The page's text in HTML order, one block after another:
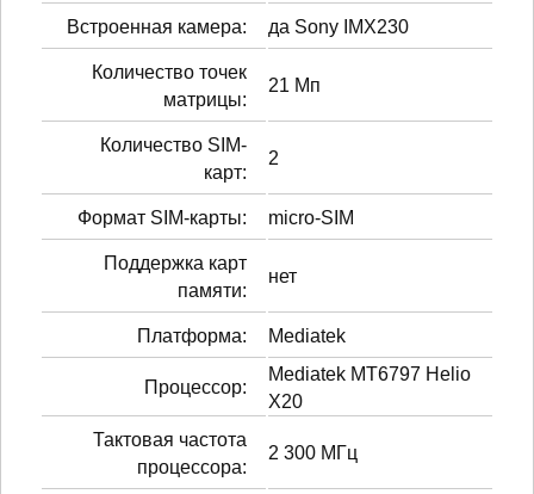
Встроенная камера: да Sony IMX230
Количество точек
матрицы:
21 Мп
Количество SIM-
карт:
2
Формат SIM-карты: micro-SIM
Поддержка карт
памяти:
нет
Платформа: Mediatek
Процессор:
Mediatek MT6797 Helio
X20
Тактовая частота
процессора:
2 300 МГц